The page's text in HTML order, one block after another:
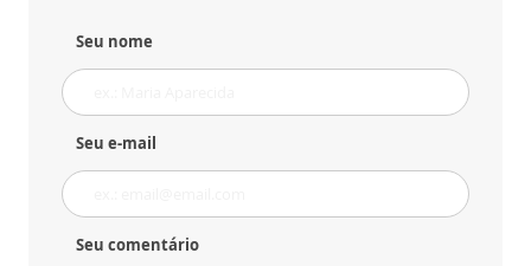
Seu nome
Seu e-mail
Seu comentário